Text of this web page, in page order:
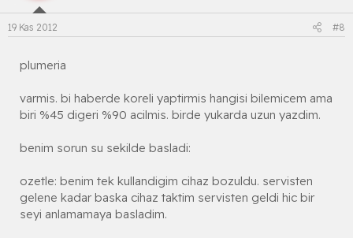
19 Kas 2012 #8
plumeria
varmis. bi haberde koreli yaptirmis hangisi bilemicem ama
biri %45 digeri %90 acilmis. birde yukarda uzun yazdim.
benim sorun su sekilde basladi:
ozetle: benim tek kullandigim cihaz bozuldu. servisten
gelene kadar baska cihaz taktim servisten geldi hic bir
seyi anlamamaya basladim.